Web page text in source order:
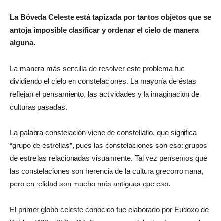
La Bóveda Celeste está tapizada por tantos objetos que se
antoja imposible clasificar y ordenar el cielo de manera
alguna.
La manera más sencilla de resolver este problema fue
dividiendo el cielo en constelaciones. La mayoría de éstas
reflejan el pensamiento, las actividades y la imaginación de
culturas pasadas.
La palabra constelación viene de constellatio, que significa
“grupo de estrellas”, pues las constelaciones son eso: grupos
de estrellas relacionadas visualmente. Tal vez pensemos que
las constelaciones son herencia de la cultura grecorromana,
pero en relidad son mucho más antiguas que eso.
El primer globo celeste conocido fue elaborado por Eudoxo de